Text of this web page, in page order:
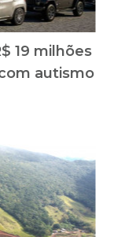
19 milhões
autismo